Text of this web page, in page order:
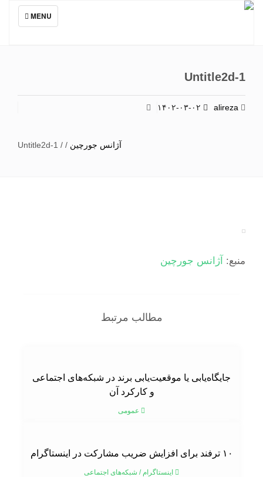
TOGGLE
NAVIGATION
MENU
Untitle2d-1
alireza
آژانس جورچین/
/
Untitle2d-1
منبع:آژانس جورچین
مطالب مرتبط
جایگاه‌یابی یا موقعیت‌یابی برند در شبکه‌های اجتماعی
و کارکرد آن
عمومی
۱۰ ترفند برای افزایش ضریب مشارکت در اینستاگرام
اینستاگرام/شبکه‌های اجتماعی